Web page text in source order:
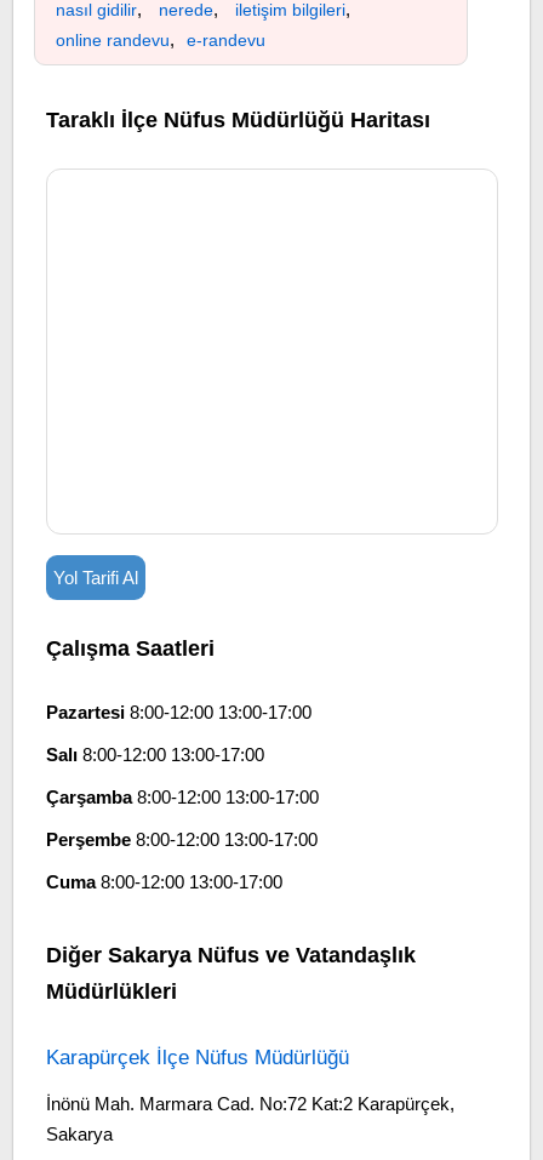
nasıl gidilir, nerede, iletişim bilgileri,
online randevu, e-randevu
Taraklı İlçe Nüfus Müdürlüğü Haritası
Yol Tarifi Al
Çalışma Saatleri
Pazartesi8:00-12:00 13:00-17:00
Salı8:00-12:00 13:00-17:00
Çarşamba8:00-12:00 13:00-17:00
Perşembe8:00-12:00 13:00-17:00
Cuma8:00-12:00 13:00-17:00
Diğer Sakarya Nüfus ve Vatandaşlık
Müdürlükleri
Karapürçek İlçe Nüfus Müdürlüğü
İnönü Mah. Marmara Cad. No:72 Kat:2 Karapürçek,
Sakarya